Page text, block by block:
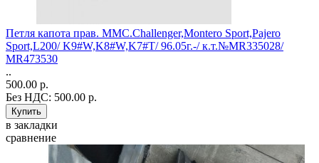
Петля капота прав. MMС.Challenger,Montero Sport,Pajero
Sport,L200/ K9#W,K8#W,K7#T/ 96.05г.-/ к.т.№MR335028/
MR473530
..
500.00 р.
Без НДС: 500.00 р.
в закладки
сравнение